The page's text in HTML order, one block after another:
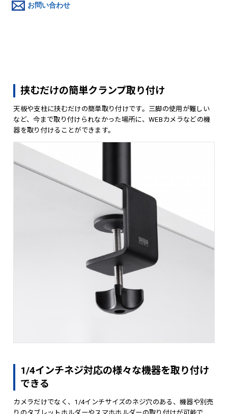
お問い合わせ
挟むだけの簡単クランプ取り付け
天板や支柱に挟むだけの簡単取り付けです。三脚の使用が難しい
など、今まで取り付けられなかった場所に、WEBカメラなどの機
器を取り付けることができます。
1/4インチネジ対応の様々な機器を取り付け
できる
カメラだけでなく、1/4インチサイズのネジ穴のある、機器や別売